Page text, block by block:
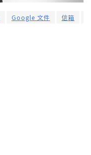
Google 文件 信箱